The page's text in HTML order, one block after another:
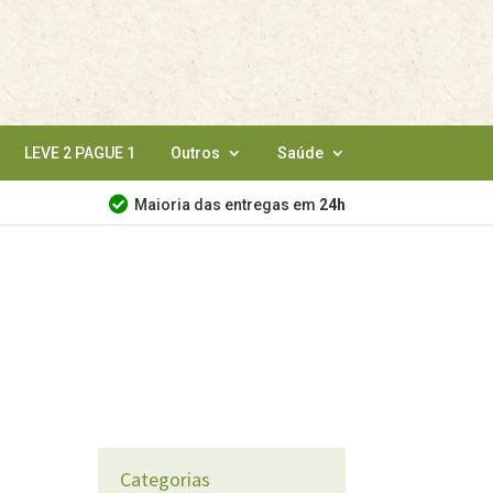
LEVE 2 PAGUE 1 Outros Saúde
Maioria das entregas em 24h
Categorias